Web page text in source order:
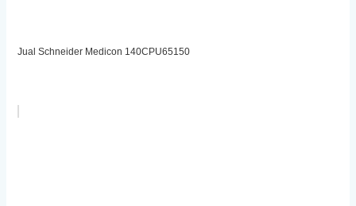
Jual Schneider Medicon 140CPU65150